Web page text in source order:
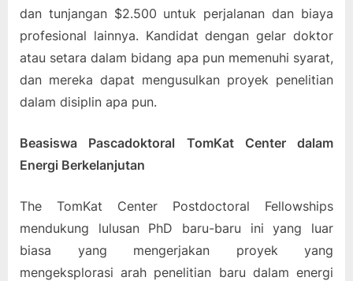
dan tunjangan $2.500 untuk perjalanan dan biaya
profesional lainnya. Kandidat dengan gelar doktor
atau setara dalam bidang apa pun memenuhi syarat,
dan mereka dapat mengusulkan proyek penelitian
dalam disiplin apa pun.
Beasiswa Pascadoktoral TomKat Center dalam
Energi Berkelanjutan
The TomKat Center Postdoctoral Fellowships
mendukung lulusan PhD baru-baru ini yang luar
biasa yang mengerjakan proyek yang
mengeksplorasi arah penelitian baru dalam energi